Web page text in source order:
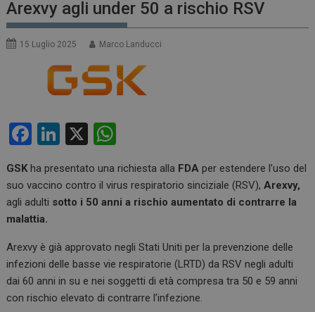
Arexvy agli under 50 a rischio RSV
15 Luglio 2025 Marco Landucci
F
ce
b
o
o
k
Li
ke
dI
X
at
s
p
p
GSKha presentato una richiesta alla FDA per estendere l’uso del
suo vaccino contro il virus respiratorio sinciziale (RSV), Arexvy,
agli adulti sotto i 50 anni a rischio aumentato di contrarre la
malattia.
Arexvy è già approvato negli Stati Uniti per la prevenzione delle
infezioni delle basse vie respiratorie (LRTD) da RSV negli adulti
dai 60 anni in su e nei soggetti di età compresa tra 50 e 59 anni
con rischio elevato di contrarre l’infezione.